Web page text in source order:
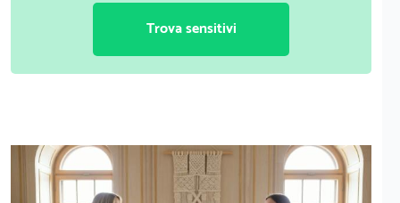
Trova sensitivi